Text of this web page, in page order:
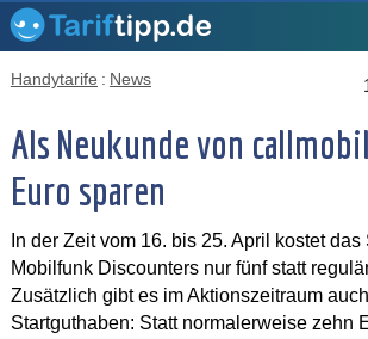
Handytarife : News
Als Neukunde von
Euro sparen
In der Zeit vom 16. bis 25. April kostet
Mobilfunk Discounters nur fünf statt
Zusätzlich gibt es im Aktionszeitraum
Startguthaben: Statt normalerweise zehn